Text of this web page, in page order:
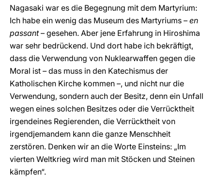
Nagasaki war es die Begegnung mit dem Martyrium:
Ich habe ein wenig das Museum des Martyriums – en
passant– gesehen. Aber jene Erfahrung in Hiroshima
war sehr bedrückend. Und dort habe ich bekräftigt,
dass die Verwendung von Nuklearwaffen gegen die
Moral ist –das muss in den Katechismus der
Katholischen Kirche kommen –, und nicht nur die
Verwendung, sondern auch der Besitz, denn ein Unfall
wegen eines solchen Besitzes oder die Verrücktheit
irgendeines Regierenden, die Verrücktheit von
irgendjemandem kann die ganze Menschheit
zerstören. Denken wir an die Worte Einsteins: „Im
vierten Weltkrieg wird man mit Stöcken und Steinen
kämpfen“.